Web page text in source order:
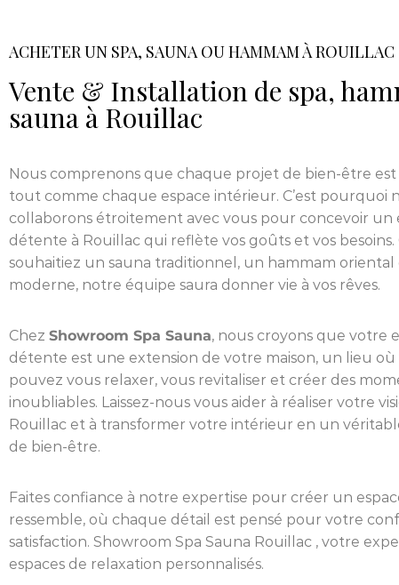
ACHETER UN SPA, SAUNA OU HAMMAM À ROUILLAC
Vente & Installation de spa,
sauna à Rouillac
Nous comprenons que chaque projet de bien-être
tout comme chaque espace intérieur. C’est pourquoi
collaborons étroitement avec vous pour concevoir un
détente à Rouillac qui reflète vos goûts et vos
souhaitiez un sauna traditionnel, un hammam oriental
moderne, notre équipe saura donner vie à vos rêves.
Chez Showroom Spa Sauna, nous croyons que votre
détente est une extension de votre maison, un lieu où
pouvez vous relaxer, vous revitaliser et créer des
inoubliables. Laissez-nous vous aider à réaliser votre
Rouillac et à transformer votre intérieur en un
de bien-être.
Faites confiance à notre expertise pour créer un
ressemble, où chaque détail est pensé pour votre
satisfaction. Showroom Spa Sauna Rouillac , votre
espaces de relaxation personnalisés.